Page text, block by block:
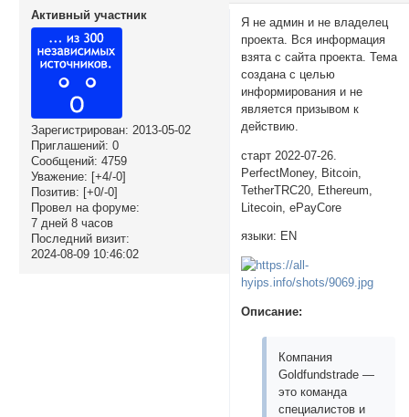
Активный участник
Зарегистрирован: 2013-05-02
Приглашений: 0
Сообщений: 4759
Уважение: [+4/-0]
Позитив: [+0/-0]
Провел на форуме:
7 дней 8 часов
Последний визит:
2024-08-09 10:46:02
Я не админ и не владелец
проекта. Вся информация
взята с сайта проекта. Тема
создана с целью
информирования и не
является призывом к
действию.
старт 2022-07-26.
PerfectMoney, Bitcoin,
TetherTRC20, Ethereum,
Litecoin, ePayCore
языки: EN
Описание:
Компания
Goldfundstrade —
это команда
специалистов и